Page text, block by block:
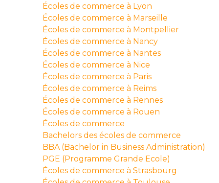
Écoles de commerce à Lyon
Écoles de commerce à Marseille
Écoles de commerce à Montpellier
Écoles de commerce à Nancy
Écoles de commerce à Nantes
Écoles de commerce à Nice
Écoles de commerce à Paris
Écoles de commerce à Reims
Écoles de commerce à Rennes
Écoles de commerce à Rouen
Écoles de commerce
Bachelors des écoles de commerce
BBA (Bachelor in Business Administration)
PGE (Programme Grande Ecole)
Écoles de commerce à Strasbourg